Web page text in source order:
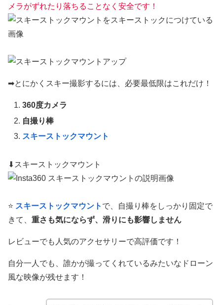
メラがずれたり落ちることなく安全です！
➡︎とにかくスキー撮影するには、必要最低限はこれだけ！
360度カメラ
自撮り棒
スキーストックマウント
⬇︎スキーストックマウント
⭐️ スキーストックマウント で、自撮り棒をしっかり固定で
きて、 重さも気にならず、滑りにも影響しません
レビューでも人気のアクセサリーで高評価です！
自分一人でも、誰かが撮ってくれているみたいなドローン
風な映像が残せます！